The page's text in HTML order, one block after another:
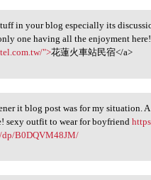
in your blog especially its
one having all the enjoyment
">花蓮火車站民宿</a>
a
it blog post was for my situation.
sexy outfit to wear for boyfriend
dp/B0DQVM48JM/